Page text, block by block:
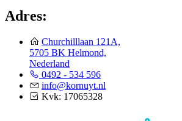
Adres:
Churchilllaan 121A,
5705 BK Helmond,
Nederland
0492 - 534 596
info@kornuyt.nl
Kvk: 17065328